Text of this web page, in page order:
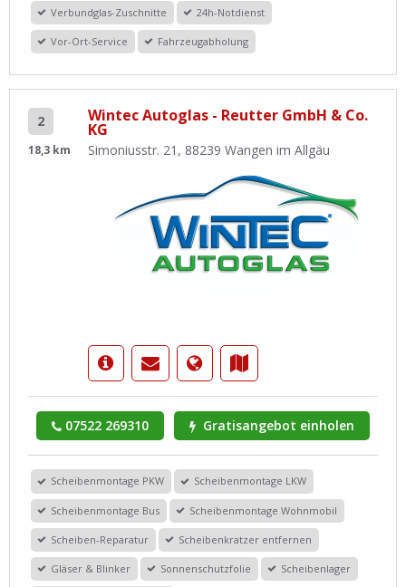
Verbundglas-Zuschnitte 24h-Notdienst
Vor-Ort-Service Fahrzeugabholung
2
18,3 km
Wintec Autoglas - Reutter GmbH & Co.
KG
Simoniusstr. 21, 88239 Wangen im Allgäu
07522 269310 Gratisangebot einholen
Scheibenmontage PKW Scheibenmontage LKW
Scheibenmontage Bus Scheibenmontage Wohnmobil
Scheiben-Reparatur Scheibenkratzer entfernen
Gläser & Blinker Sonnenschutzfolie Scheibenlager